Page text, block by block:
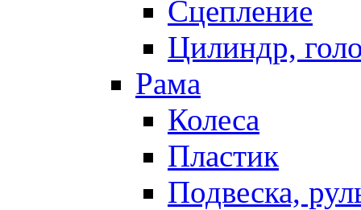
Сцепление
Цилиндр,
Рама
Колеса
Пластик
Подвеска,